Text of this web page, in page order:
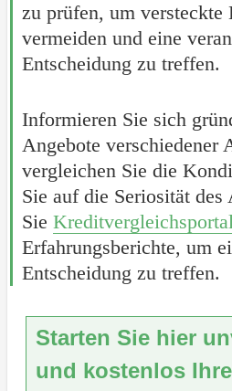
zu prüfen, um versteckte
vermeiden und eine
Entscheidung zu treffen.
Informieren Sie sich
Angebote verschiedener
vergleichen Sie die
Sie auf die Seriosität
Sie
Erfahrungsberichte, um
Entscheidung zu treffen.
Starten Sie hier
und kostenlos